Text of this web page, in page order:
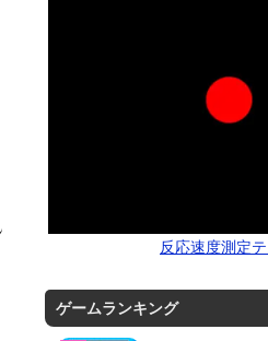
反応速度測定テ
ゲームランキング